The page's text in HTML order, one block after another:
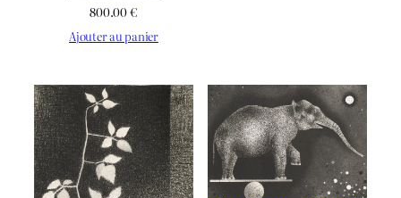
800.00€
Ajouter au panier